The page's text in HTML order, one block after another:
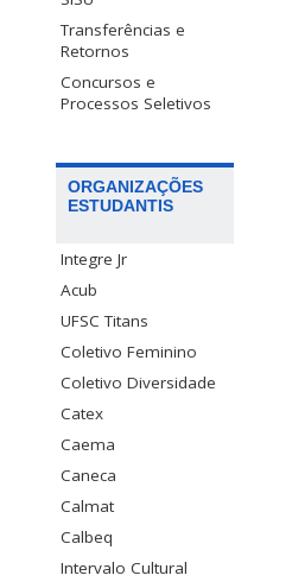
Transferências e
Retornos
Concursos e
Processos Seletivos
ORGANIZAÇÕES
ESTUDANTIS
Integre Jr
Acub
UFSC Titans
Coletivo Feminino
Coletivo Diversidade
Catex
Caema
Caneca
Calmat
Calbeq
Intervalo Cultural